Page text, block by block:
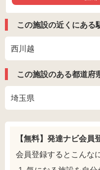
この施設の近くにある
西川越
この施設のある都道府
埼玉県
【無料】発達ナビ会員
会員登録するとこんな